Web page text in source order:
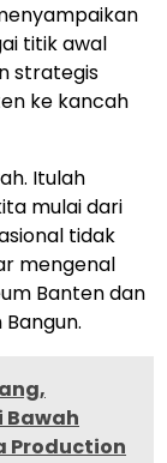
titik awal
strategis
ke kancah
Itulah
mulai dari
tidak
mengenal
Banten dan
Bawah
Production